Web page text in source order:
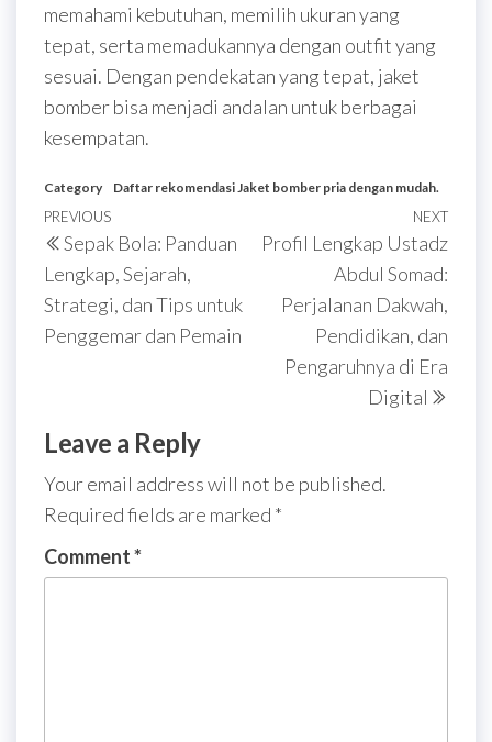
memahami kebutuhan, memilih ukuran yang
tepat, serta memadukannya dengan outfit yang
sesuai. Dengan pendekatan yang tepat, jaket
bomber bisa menjadi andalan untuk berbagai
kesempatan.
Category Daftar rekomendasi Jaket bomber pria dengan mudah.
Post
navigation
Previous
Post
PREVIOUS
Sepak Bola: Panduan
Lengkap, Sejarah,
Strategi, dan Tips untuk
Penggemar dan Pemain
Next
Post
NEXT
Profil Lengkap Ustadz
Abdul Somad:
Perjalanan Dakwah,
Pendidikan, dan
Pengaruhnya di Era
Digital
Leave a Reply
Your email address will not be published.
Required fields are marked *
Comment*